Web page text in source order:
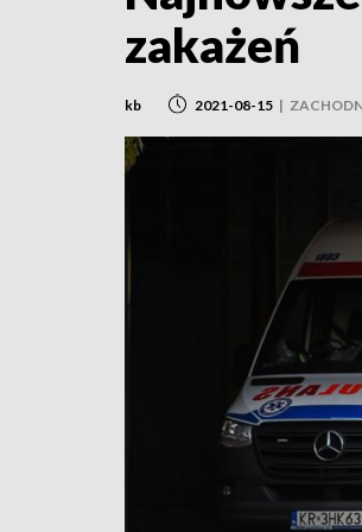
zakażeń
kb 2021-08-15 |